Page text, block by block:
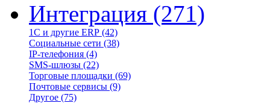
Интеграция (271)
1С и другие ERP (42)
Социальные сети (38)
IP-телефония (4)
SMS-шлюзы (22)
Торговые площадки (69)
Почтовые сервисы (9)
Другое (75)